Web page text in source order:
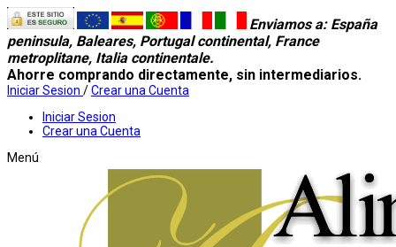
Enviamos a: España
peninsula, Baleares, Portugal continental, France
metroplitane, Italia continentale.
Ahorre comprando directamente, sin intermediarios.
Iniciar Sesion /Crear una Cuenta
Iniciar Sesion
Crear una Cuenta
Menú